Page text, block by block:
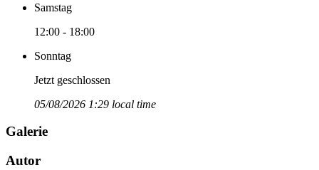
Samstag
12:00 - 18:00
Sonntag
Jetzt geschlossen
05/08/2026 1:29 local time
Galerie
Autor